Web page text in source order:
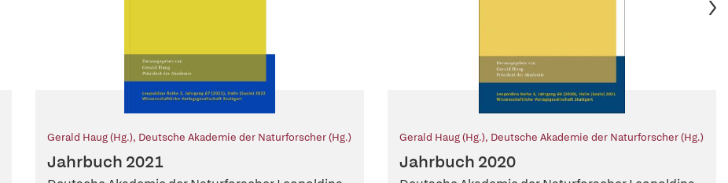
Gerald Haug (Hg.), Deutsche Akademie der Naturforscher (Hg.)
Jahrbuch 2021
Gerald Haug (Hg.), Deutsche Akademie der Naturforscher (Hg.)
Jahrbuch 2020